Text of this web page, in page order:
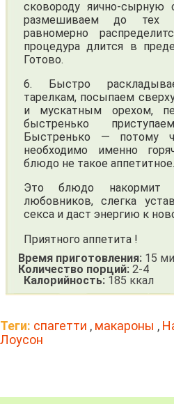
сковороду яично-сырную
размешиваем до тех
равномерно
процедура длится в
Готово.
6. Быстро
тарелкам, посыпаем
и мускатным орехом,
быстренько
Быстренько — потому
необходимо именно
блюдо не такое аппетитное.
Это блюдо
любовников, слегка
секса и даст энергию к
Приятного аппетита !
Время приготовления: 15
Количество порций:2-4
Калорийность: 185 ккал
Теги: спагетти , макароны ,
Лоусон